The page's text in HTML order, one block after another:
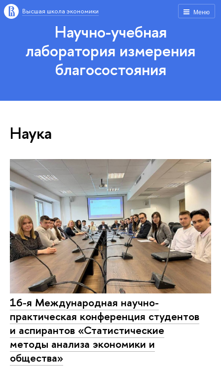
Меню
Высшая школа экономики
Научно-учебная
лаборатория измерения
благосостояния
Наука
16-я Международная научно-
практическая конференция студентов
и аспирантов «Статистические
методы анализа экономики и
общества»